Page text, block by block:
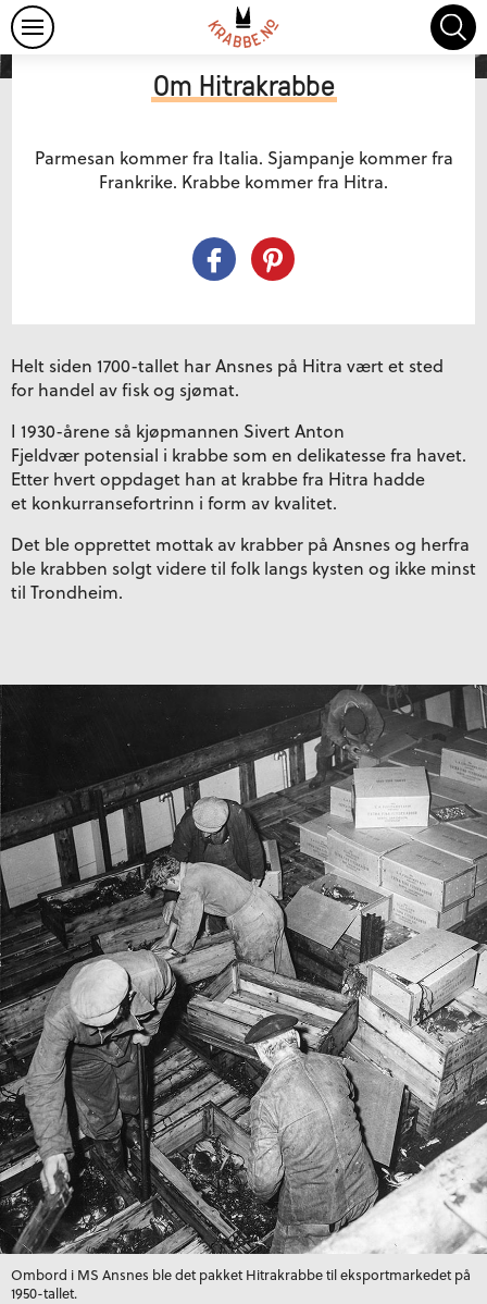
Oppskrifter Om Hitrakrabbe Krabbefakta
Om Hitrakrabbe
Parmesan kommer fra Italia. Sjampanje kommer fra
Frankrike. Krabbe kommer fra Hitra.
Helt siden 1700-tallet har Ansnes på Hitra vært et sted
for handel av fisk og sjømat.
I 1930-årene så kjøpmannen Sivert Anton
Fjeldvær potensial i krabbe som en delikatesse fra havet.
Etter hvert oppdaget han at krabbe fra Hitra hadde
et konkurransefortrinn i form av kvalitet.
Det ble opprettet mottak av krabber på Ansnes og herfra
ble krabben solgt videre til folk langs kysten og ikke minst
til Trondheim.
Ombord i MS Ansnes ble det pakket Hitrakrabbe til eksportmarkedet på
1950-tallet.